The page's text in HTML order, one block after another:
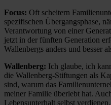
Focus: Oft scheitern
spezifischen Übergangsphase,
Verantwortung von einer
jetzt in der fünften Generation
Wallenbergs anders und besser
Wallenberg: Ich glaube, ich
die Wallenberg-Stiftungen als
sind, warum das
meiner Familie überlebt hat.
Lebensunterhalt selbst